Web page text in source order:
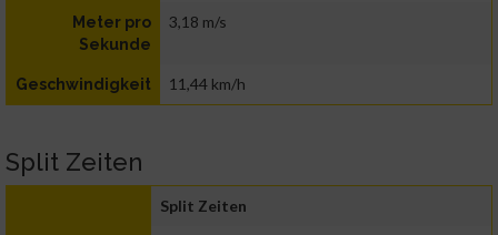
Meter pro
Sekunde
3,18 m/s
Geschwindigkeit 11,44 km/h
Split Zeiten
Split Zeiten